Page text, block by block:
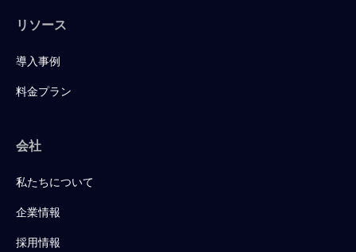
リソース
導入事例
料金プラン
会社
私たちについて
企業情報
採用情報